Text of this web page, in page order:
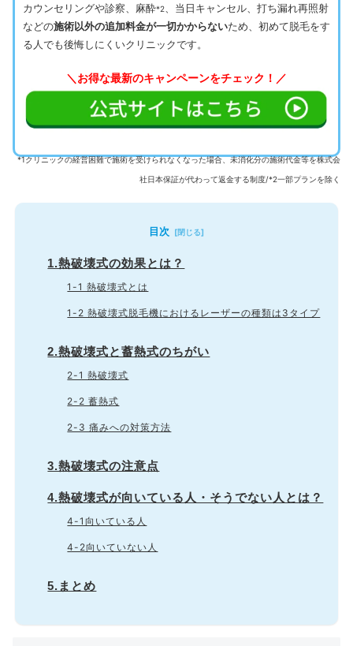
カウンセリングや診察、麻酔*2
、当日キャンセル、打ち漏れ再照射
などの施術以外の追加料金が一切かからないため、初めて脱毛をす
る人でも後悔しにくいクリニックです。
＼お得な最新のキャンペーンをチェック！／
*1クリニックの経営困難で施術を受けられなくなった場合、未消化分の施術代金等を株式会
社日本保証が代わって返金する制度/*2一部プランを除く
目次
1.熱破壊式の効果とは？
1-1 熱破壊式とは
1-2 熱破壊式脱毛機におけるレーザーの種類は3タイプ
2.熱破壊式と蓄熱式のちがい
2-1 熱破壊式
2-2 蓄熱式
2-3 痛みへの対策方法
3.熱破壊式の注意点
4.熱破壊式が向いている人・そうでない人とは？
4-1向いている人
4-2向いていない人
5.まとめ